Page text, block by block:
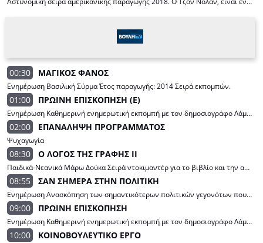
00:30 ΜΑΓΙΚΟΣ ΦΑΝΟΣ
Ενημέρωση Βασιλική Σύρμα Έτος παραγωγής: 2014 Σειρά εκπομπών.
01:00 ΠΡΩΙΝΗ ΕΠΙΣΚΟΠΗΣΗ (E)
Ενημέρωση Καθημερινή ενημερωτική εκπομπή με τον δημοσιογράφο Λάμπρο Πέγκο. Η εκπομπή, με ψύχραιμη και υπεύθυνη ματιά απέναντι στα γεγονότα, ενημερώνει και μεταδίδει τις κοινοβουλευτικές εξελίξεις. Παρουσίαση: Λάμπρος Πέγκος Αρχισυνταξία: Έλενα Κωνσταντή Παραγωγή : Βουλή Τηλεόραση
02:00 ΕΠΑΝΑΛΗΨΗ ΠΡΟΓΡΑΜΜΑΤΟΣ
Ψυχαγωγία
08:30 Ο ΛΟΓΟΣ ΤΗΣ ΓΡΑΦΗΣ ΙΙ
Παιδικά-Νεανικά Μάρω Δούκα Σειρά ντοκιμαντέρ για το βιβλίο και την ανάγνωση, που φιλοδοξεί να δημιουργήσει ένα διαχρονικό λογοτεχνικό αρχείο Ελλήνων πεζογράφων και ποιητών. Σενάριο-Σκηνοθεσία Μιχάλης Αναστασίου
08:55 ΣΑΝ ΣΗΜΕΡΑ ΣΤΗΝ ΠΟΛΙΤΙΚΗ
Ενημέρωση Ανασκόπηση των σημαντικότερων πολιτικών γεγονότων που συνέβησαν την συγκεκριμένη ημερομηνία. Ερευνά - Επιμέλεια : Γιώργος Γαβαλάς.
09:00 ΠΡΩΙΝΗ ΕΠΙΣΚΟΠΗΣΗ
Ενημέρωση Καθημερινή ενημερωτική εκπομπή με τον δημοσιογράφο Λάμπρο Πέγκο. Η εκπομπή, με ψύχραιμη και υπεύθυνη ματιά απέναντι στα γεγονότα, ενημερώνει και μεταδίδει τις κοινοβουλευτικές εξελίξεις. Παρουσίαση: Λάμπρος Πέγκος Αρχισυνταξία: Έλενα Κωνσταντή Παραγωγή : Βουλή Τηλεόραση
10:00 ΚΟΙΝΟΒΟΥΛΕΥΤΙΚΟ ΕΡΓΟ